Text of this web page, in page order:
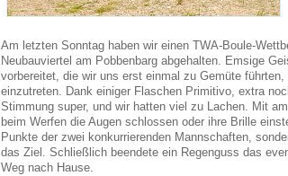
Am letzten Sonntag haben wir einen TWA-Boule-
Neubauviertel am Pobbenbarg abgehalten. Emsige
vorbereitet, die wir uns erst einmal zu Gemüte
einzutreten. Dank einiger Flaschen Primitivo, extra
Stimmung super, und wir hatten viel zu Lachen. Mit
beim Werfen die Augen schlossen oder ihre Brille
Punkte der zwei konkurrierenden Mannschaften,
das Ziel. Schließlich beendete ein Regenguss das
Weg nach Hause.